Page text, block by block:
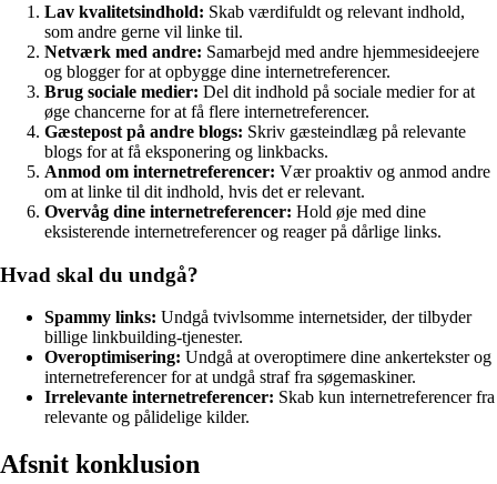
Lav kvalitetsindhold: Skab værdifuldt og relevant indhold,
som andre gerne vil linke til.
Netværk med andre: Samarbejd med andre hjemmesideejere
og blogger for at opbygge dine internetreferencer.
Brug sociale medier: Del dit indhold på sociale medier for at
øge chancerne for at få flere internetreferencer.
Gæstepost på andre blogs: Skriv gæsteindlæg på relevante
blogs for at få eksponering og linkbacks.
Anmod om internetreferencer: Vær proaktiv og anmod andre
om at linke til dit indhold, hvis det er relevant.
Overvåg dine internetreferencer: Hold øje med dine
eksisterende internetreferencer og reager på dårlige links.
Hvad skal du undgå?
Spammy links: Undgå tvivlsomme internetsider, der tilbyder
billige linkbuilding-tjenester.
Overoptimisering: Undgå at overoptimere dine ankertekster og
internetreferencer for at undgå straf fra søgemaskiner.
Irrelevante internetreferencer: Skab kun internetreferencer fra
relevante og pålidelige kilder.
Afsnit konklusion